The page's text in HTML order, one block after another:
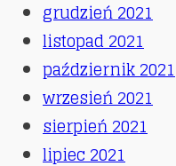
grudzień 2021
listopad 2021
październik 2021
wrzesień 2021
sierpień 2021
lipiec 2021